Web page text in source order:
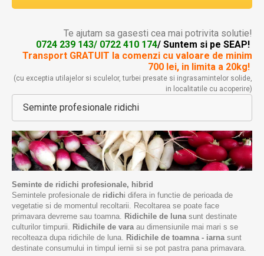
Te ajutam sa gasesti cea mai potrivita solutie!
0724 239 143/ 0722 410 174/ Suntem si pe SEAP!
Transport GRATUIT la comenzi cu valoare de minim
700 lei, in limita a 20kg!
(cu exceptia utilajelor si sculelor, turbei presate si ingrasamintelor solide,
in localitatile cu acoperire)
Seminte profesionale ridichi
Seminte de ridichi profesionale, hibrid
Semintele profesionale de ridichi difera in functie de perioada de
vegetatie si de momentul recoltarii. Recoltarea se poate face
primavara devreme sau toamna. Ridichile de lunasunt destinate
culturilor timpurii. Ridichile de varaau dimensiunile mai mari s se
recolteaza dupa ridichile de luna. Ridichile de toamna - iarnasunt
destinate consumului in timpul iernii si se pot pastra pana primavara.